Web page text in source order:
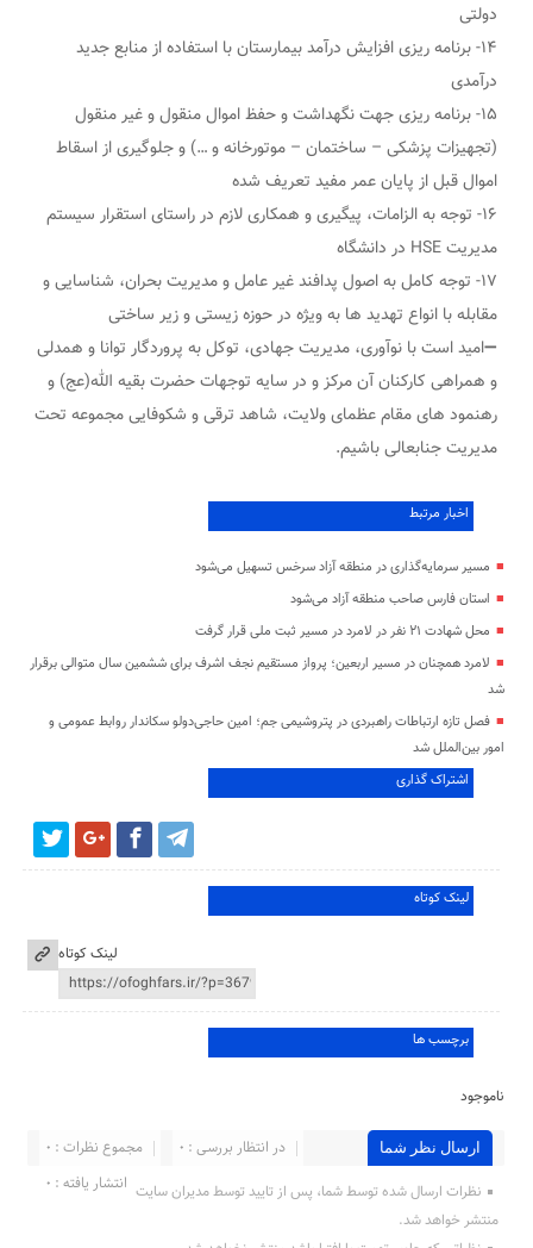
دولتی
۱۴- برنامه ریزی افزایش درآمد بیمارستان با استفاده از منابع جدید
درآمدی
۱۵- برنامه ریزی جهت نگهداشت و حفظ اموال منقول و غیر منقول
(تجهیزات پزشکی – ساختمان – موتورخانه و …) و جلوگیری از اسقاط
اموال قبل از پایان عمر مفید تعریف شده
۱۶- توجه به الزامات، پیگیری و همکاری لازم در راستای استقرار سیستم
مدیریت HSE در دانشگاه
۱۷- توجه کامل به اصول پدافند غیر عامل و مدیریت بحران، شناسایی و
مقابله با انواع تهدید ها به ویژه در حوزه زیستی و زیر ساختی
➖امید است با نوآوری، مدیریت جهادی، توکل به پروردگار توانا و همدلی
و همراهی کارکنان آن مرکز و در سایه توجهات حضرت بقیه الله(عج) و
رهنمود های مقام عظمای ولایت، شاهد ترقی و شکوفایی مجموعه تحت
مدیریت جنابعالی باشیم.
اخبار مرتبط
مسیر سرمایه‌گذاری در منطقه آزاد سرخس تسهیل می‌شود
استان فارس صاحب منطقه آزاد می‌شود
محل شهادت ۲۱ نفر در لامرد در مسیر ثبت ملی قرار گرفت
لامرد همچنان در مسیر اربعین؛ پرواز مستقیم نجف اشرف برای ششمین سال متوالی برقرار
شد
فصل تازه ارتباطات راهبردی در پتروشیمی جم؛ امین حاجی‌دولو سکاندار روابط عمومی و
امور بین‌الملل شد
اشتراک گذاری
لینک کوتاه
لینک کوتاه
برچسب ها
ناموجود
ارسال نظر شما مجموع نظرات : 0
در انتظار بررسی : 0
انتشار یافته : ۰ نظرات ارسال شده توسط شما، پس از تایید توسط مدیران سایت
منتشر خواهد شد.